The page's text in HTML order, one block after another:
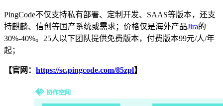
PingCode不仅支持私有部署、定制开发、SAAS等版本，还支
持麒麟、信创等国产系统或需求；价格仅是海外产品Jira的
30%-40%。25人以下团队提供免费版本，付费版本99元/人/年
起；
【官网： https://sc.pingcode.com/85zpl】